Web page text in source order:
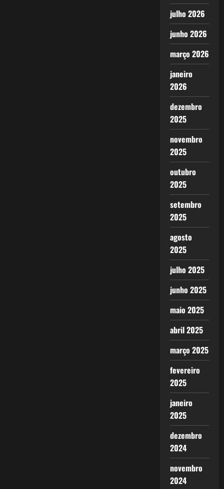
julho 2026
junho 2026
março 2026
janeiro
2026
dezembro
2025
novembro
2025
outubro
2025
setembro
2025
agosto
2025
julho 2025
junho 2025
maio 2025
abril 2025
março 2025
fevereiro
2025
janeiro
2025
dezembro
2024
novembro
2024